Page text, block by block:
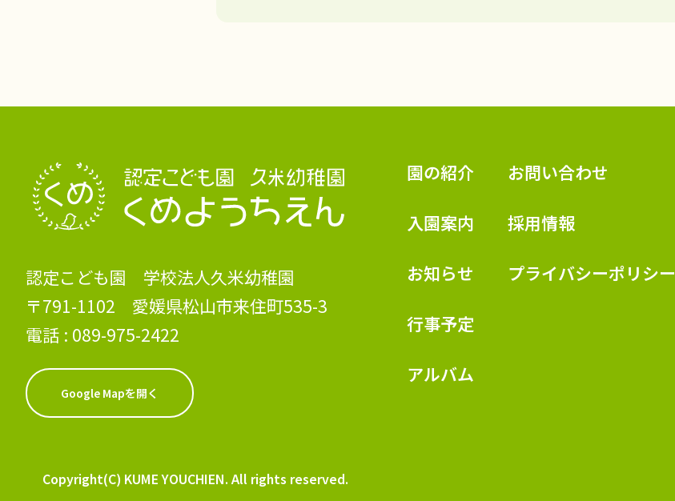
認定こども園 学校法人久米幼稚園
認定こども園 学校法人久米幼稚園
〒791-1102 愛媛県松山市来住町535-3
電話 : 089-975-2422
Google Mapを開く
園の紹介
入園案内
お知らせ
行事予定
アルバム
お問い合わせ
採用情報
プライバシーポリシー
Copyright(C) KUME YOUCHIEN. All rights reserved.